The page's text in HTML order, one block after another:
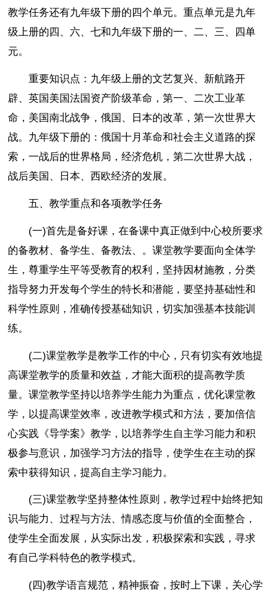
教学任务还有九年级下册的四个单元。重点单元是九年
级上册的四、六、七和九年级下册的一、二、三、四单
元。
重要知识点：九年级上册的文艺复兴、新航路开
辟、英国美国法国资产阶级革命，第一、二次工业革
命，美国南北战争，俄国、日本的改革，第一次世界大
战。九年级下册的：俄国十月革命和社会主义道路的探
索，一战后的世界格局，经济危机，第二次世界大战，
战后美国、日本、西欧经济的发展。
五、教学重点和各项教学任务
(一)首先是备好课，在备课中真正做到中心校所要求
的备教材、备学生、备教法、。课堂教学要面向全体学
生，尊重学生平等受教育的权利，坚持因材施教，分类
指导努力开发每个学生的特长和潜能，要坚持基础性和
科学性原则，准确传授基础知识，切实加强基本技能训
练。
(二)课堂教学是教学工作的中心，只有切实有效地提
高课堂教学的质量和效益，才能大面积的提高教学质
量。课堂教学坚持以培养学生能力为重点，优化课堂教
学，以提高课堂效率，改进教学模式和方法，要加倍信
心实践《导学案》教学，以培养学生自主学习能力和积
极参与意识，加强学习方法的指导，使学生在主动的探
索中获得知识，提高自主学习能力。
(三)课堂教学坚持整体性原则，教学过程中始终把知
识与能力、过程与方法、情感态度与价值的全面整合，
使学生全面发展，从实际出发，积极探索和实践，寻求
有自己学科特色的教学模式。
(四)教学语言规范，精神振奋，按时上下课，关心学